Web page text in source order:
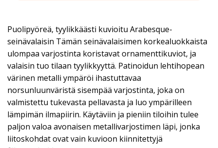
Puolipyöreä, tyylikkäästi kuvioitu Arabesque-
seinävalaisin Tämän seinävalaisimen korkealuokkaista
ulompaa varjostinta koristavat ornamenttikuviot, ja
valaisin tuo tilaan tyylikkyyttä. Patinoidun lehtihopean
värinen metalli ympäröi ihastuttavaa
norsunluunväristä sisempää varjostinta, joka on
valmistettu tukevasta pellavasta ja luo ympärilleen
lämpimän ilmapiirin. Käytäviin ja pieniin tiloihin tulee
paljon valoa avonaisen metallivarjostimen läpi, jonka
liitoskohdat ovat vain kuvioon kiinnitettyjä